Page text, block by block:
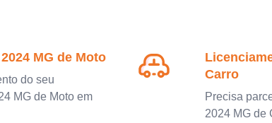
MG de Moto
do seu
MG de Moto em
Carro
Precisa
2024 MG de